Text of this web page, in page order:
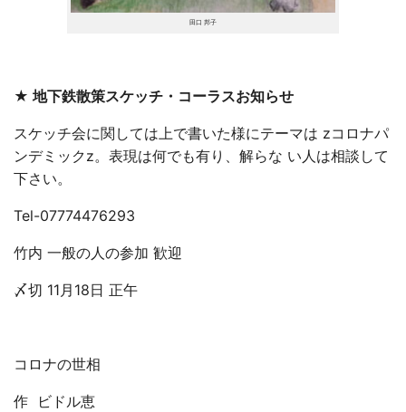
田口 邦子
★ 地下鉄散策スケッチ・コーラスお知らせ
スケッチ会に関しては上で書いた様にテーマは zコロナパ
ンデミックz。表現は何でも有り、解らな い人は相談して
下さい。
Tel-07774476293
竹内 一般の人の参加 歓迎
〆切 11月18日 正午
コロナの世相
作 ビドル恵